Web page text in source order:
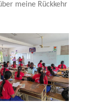
meine Rückkehr